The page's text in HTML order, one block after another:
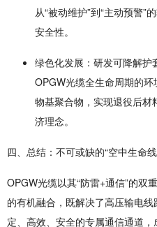
从“被动维护”到“主动预警”
安全性。
绿色化发展 ：研发可降解
OPGW光缆全生命周期的
物基聚合物，实现退役后
济理念。
四、总结：不可或缺的“空中生命
OPGW光缆以其“防雷+通信”的双
的有机融合，既解决了高压输电
定、高效、安全的专属通信通道